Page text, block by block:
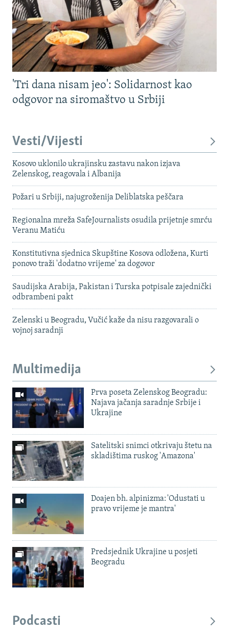
'Tri dana nisam jeo': Solidarnost kao
odgovor na siromaštvo u Srbiji
Vesti/Vijesti
Kosovo uklonilo ukrajinsku zastavu nakon izjava
Zelenskog, reagovala i Albanija
Požari u Srbiji, najugroženija Deliblatska peščara
Regionalna mreža SafeJournalists osudila prijetnje smrću
Veranu Matiću
Konstitutivna sjednica Skupštine Kosova odložena, Kurti
ponovo traži 'dodatno vrijeme' za dogovor
Saudijska Arabija, Pakistan i Turska potpisale zajednički
odbrambeni pakt
Zelenski u Beogradu, Vučić kaže da nisu razgovarali o
vojnoj saradnji
Multimedija
Prva poseta Zelenskog Beogradu:
Najava jačanja saradnje Srbije i
Ukrajine
Satelitski snimci otkrivaju štetu na
skladištima ruskog 'Amazona'
Doajen bh. alpinizma: 'Odustati u
pravo vrijeme je mantra'
Predsjednik Ukrajine u posjeti
Beogradu
Podcasti